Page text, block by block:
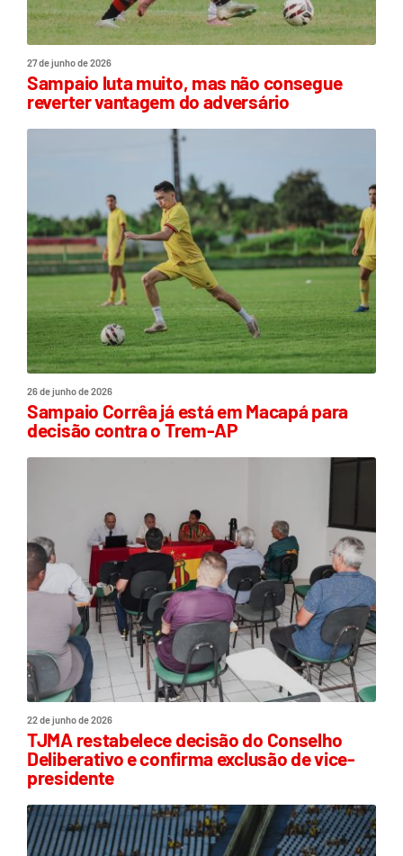
27 de junho de 2026
Sampaio luta muito, mas não consegue
reverter vantagem do adversário
26 de junho de 2026
Sampaio Corrêa já está em Macapá para
decisão contra o Trem-AP
22 de junho de 2026
TJMA restabelece decisão do Conselho
Deliberativo e confirma exclusão de vice-
presidente